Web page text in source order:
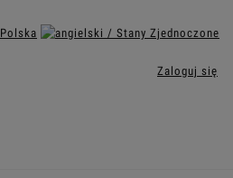
Zaloguj się